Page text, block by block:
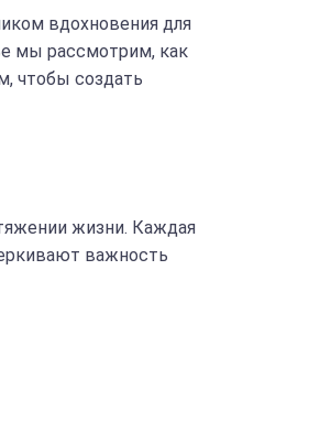
вдохновения для
мы рассмотрим, как
чтобы создать
жизни. Каждая
важность